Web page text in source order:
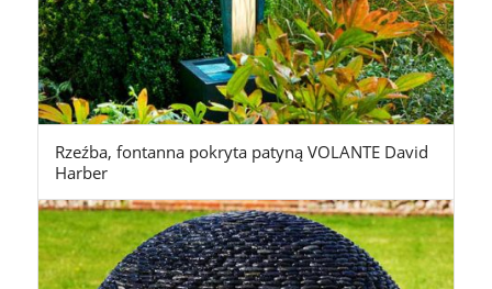
Rzeźba, fontanna pokryta patyną VOLANTE David
Harber